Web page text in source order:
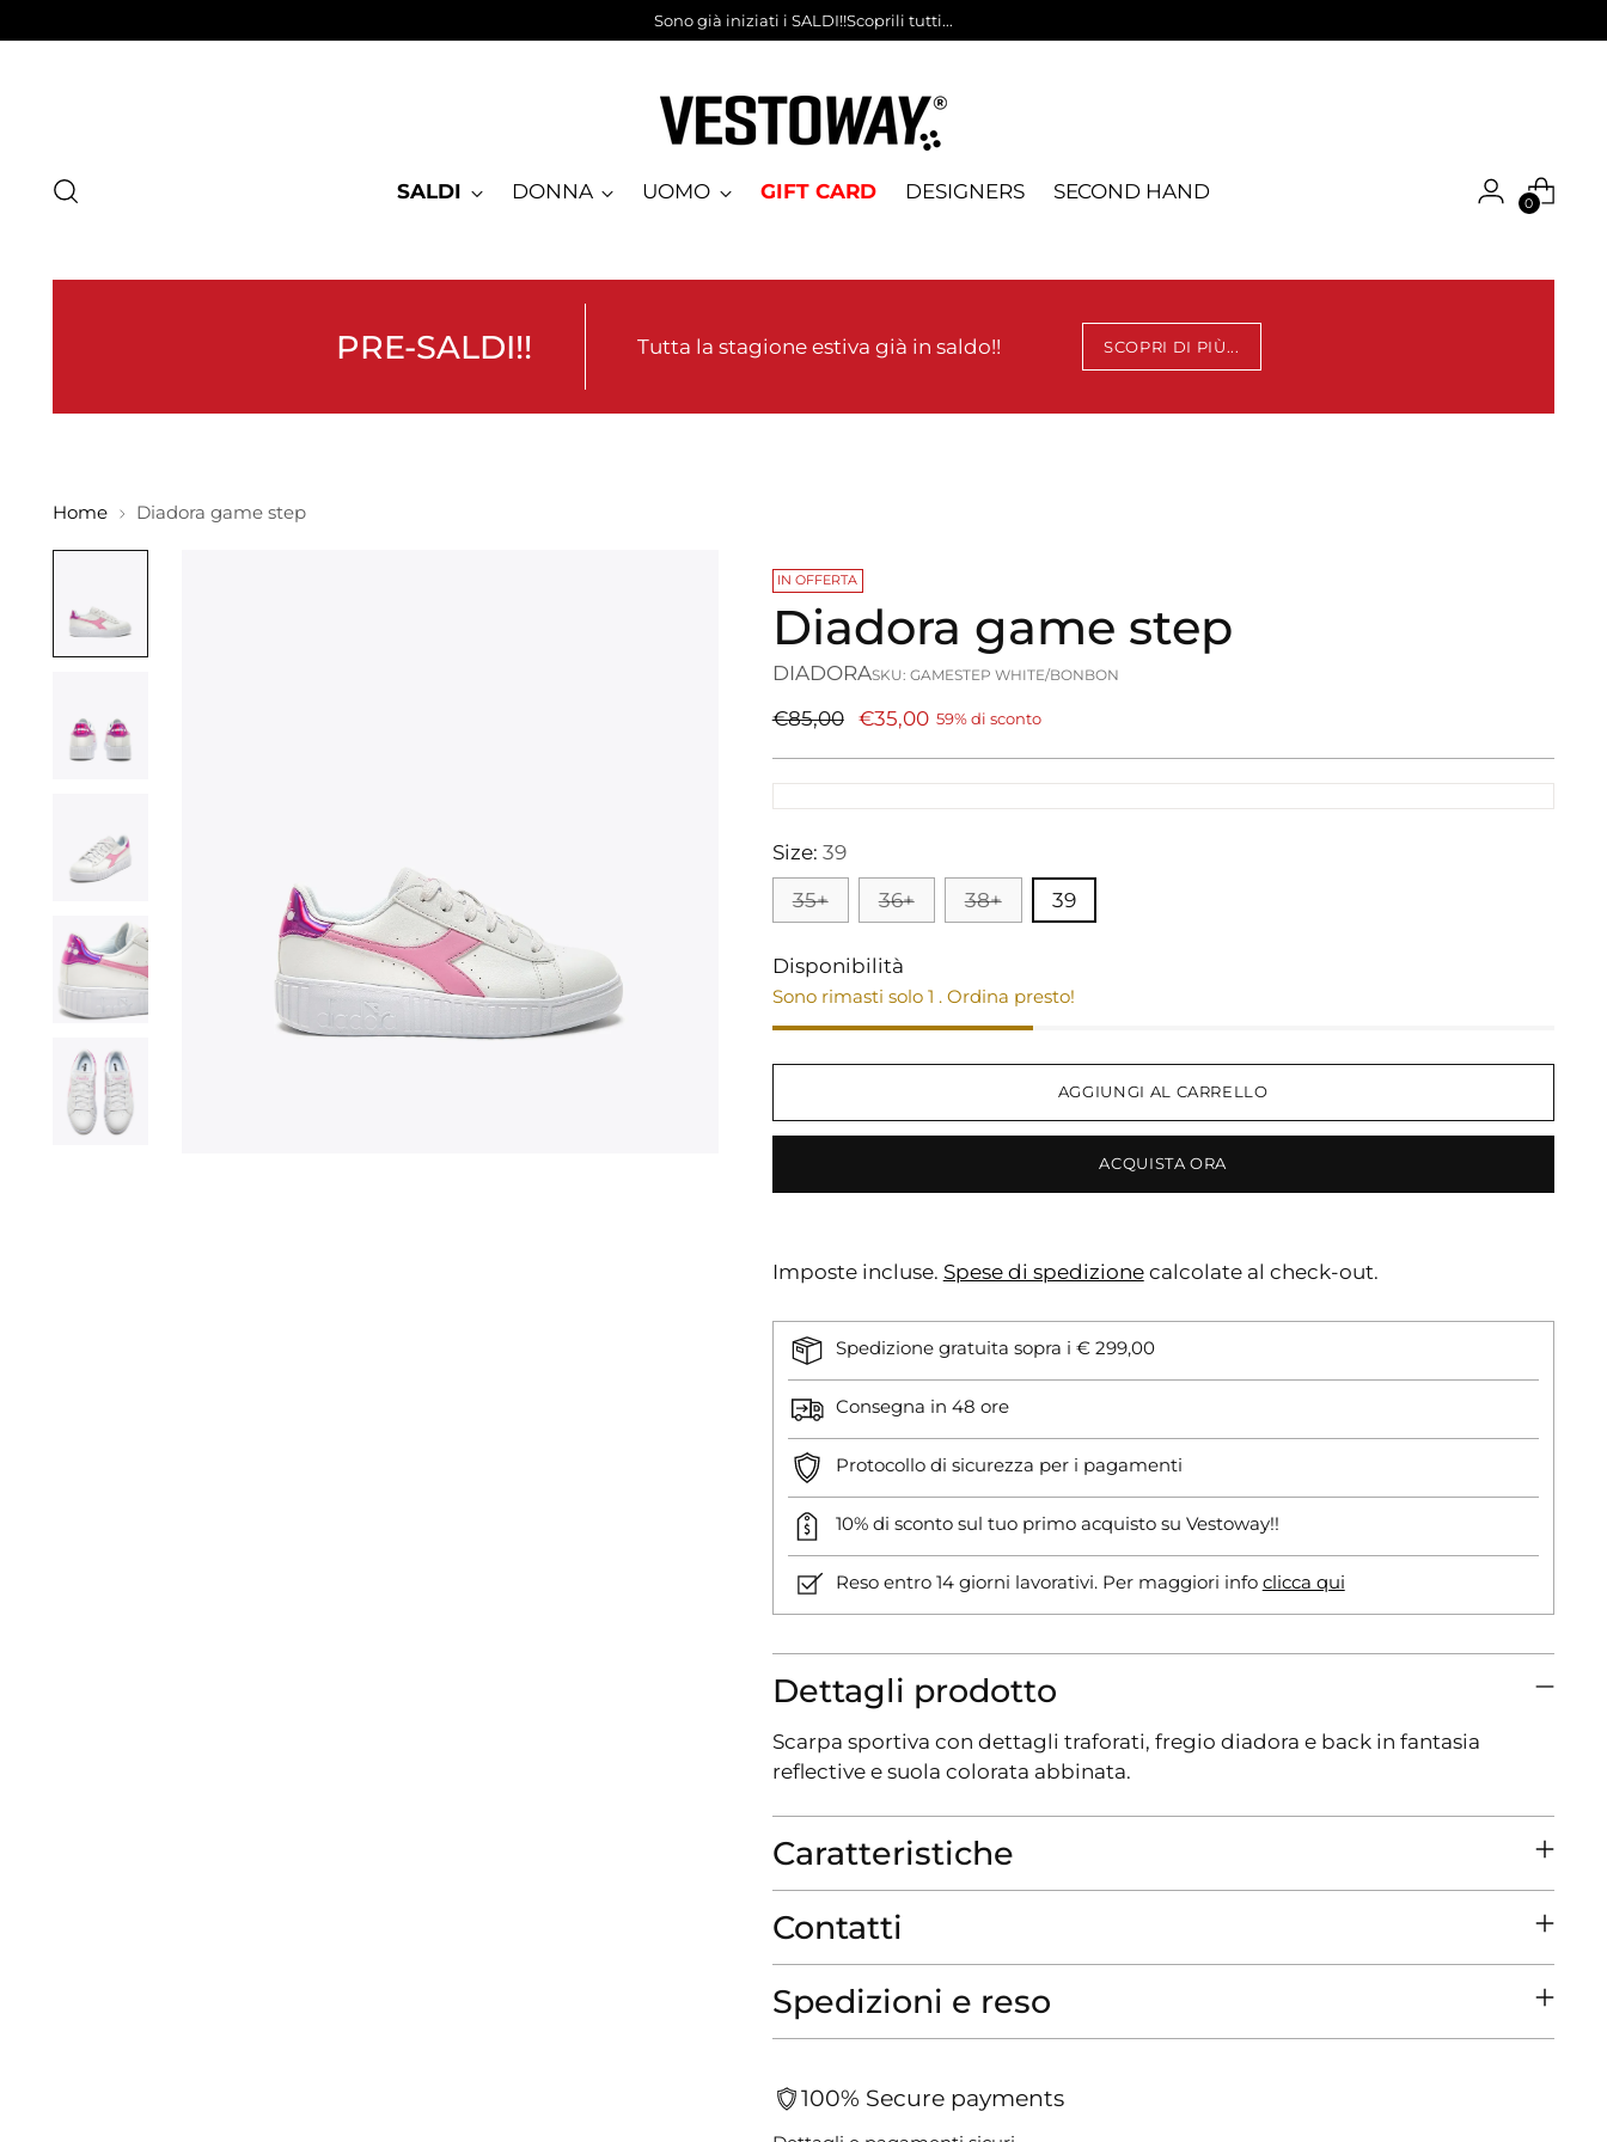
Sono già iniziati i SALDI!!Scoprili tutti...
SALDI DONNA UOMO GIFT CARD DESIGNERS SECOND HAND
0
PRE-SALDI!! Tutta la stagione estiva già in saldo!! SCOPRI DI PIÙ...
Home Diadora game step
IN OFFERTA
Diadora game step
DIADORASKU: GAMESTEP WHITE/BONBON
Prezzo
€85,00 €35,00 59% di sconto
Size: 39
35+
36+ 38+ 39
Disponibilità
Sono rimasti solo 1 . Ordina presto!
AGGIUNGI AL CARRELLO
ACQUISTA ORA
Imposte incluse. Spese di spedizionecalcolate al check-out.
Spedizione gratuita sopra i € 299,00
Consegna in 48 ore
Protocollo di sicurezza per i pagamenti
10% di sconto sul tuo primo acquisto su Vestoway!!
Reso entro 14 giorni lavorativi. Per maggiori info clicca qui
Dettagli prodotto
Scarpa sportiva con dettagli traforati, fregio diadora e back in fantasia
reflective e suola colorata abbinata.
Caratteristiche
Contatti
Spedizioni e reso
100% Secure payments